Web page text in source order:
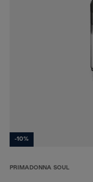
-10%
PRIMADONNA SOUL